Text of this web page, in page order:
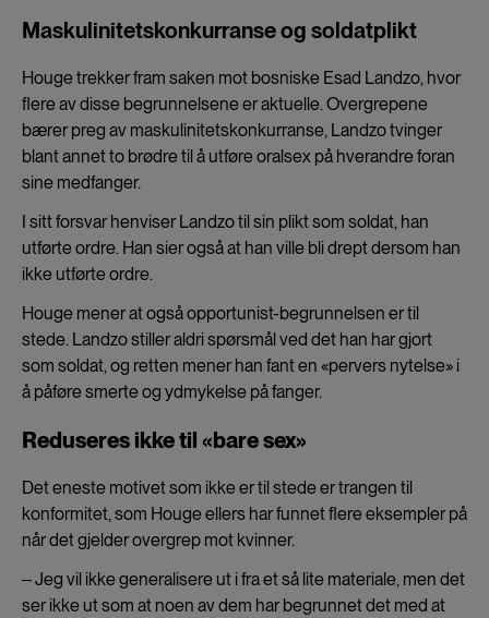
Maskulinitetskonkurranse og soldatplikt
Houge trekker fram saken mot bosniske Esad Landzo, hvor
flere av disse begrunnelsene er aktuelle. Overgrepene
bærer preg av maskulinitetskonkurranse, Landzo tvinger
blant annet to brødre til å utføre oralsex på hverandre foran
sine medfanger.
I sitt forsvar henviser Landzo til sin plikt som soldat, han
utførte ordre. Han sier også at han ville bli drept dersom han
ikke utførte ordre.
Houge mener at også opportunist-begrunnelsen er til
stede. Landzo stiller aldri spørsmål ved det han har gjort
som soldat, og retten mener han fant en «pervers nytelse» i
å påføre smerte og ydmykelse på fanger.
Reduseres ikke til «bare sex»
Det eneste motivet som ikke er til stede er trangen til
konformitet, som Houge ellers har funnet flere eksempler på
når det gjelder overgrep mot kvinner.
‒ Jeg vil ikke generalisere ut i fra et så lite materiale, men det
ser ikke ut som at noen av dem har begrunnet det med at